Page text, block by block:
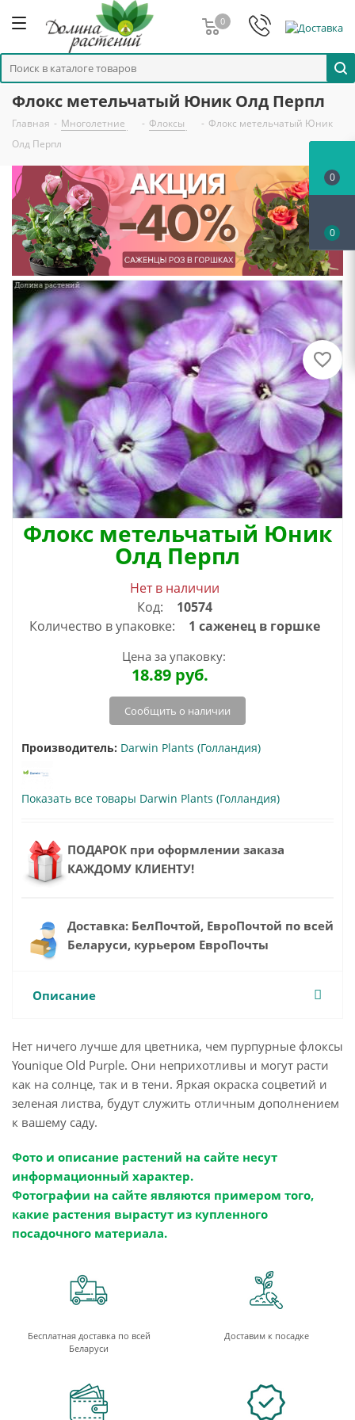
0
Флокс метельчатый Юник Олд Перпл
Главная - Многолетние - Флоксы - Флокс метельчатый Юник
Олд Перпл
Флокс метельчатый Юник
Олд Перпл
Нет в наличии
Код:
10574
Количество в упаковке:
1 саженец в горшке
Цена за упаковку:
18.89руб.
Сообщить о наличии
Производитель: Darwin Plants (Голландия)
Показать все товары Darwin Plants (Голландия)
ПОДАРОК при оформлении заказа
КАЖДОМУ КЛИЕНТУ!
Доставка: БелПочтой, ЕвроПочтой по всей
Беларуси, курьером ЕвроПочты
Описание
Нет ничего лучше для цветника, чем пурпурные флоксы
Younique Old Purple. Они неприхотливы и могут расти
как на солнце, так и в тени. Яркая окраска соцветий и
зеленая листва, будут служить отличным дополнением
к вашему саду.
Фото и описание растений на сайте несут
информационный характер.
Фотографии на сайте являются примером того,
какие растения вырастут из купленного
посадочного материала.
Бесплатная доставка по всей
Беларуси
Доставим к посадке
0
0